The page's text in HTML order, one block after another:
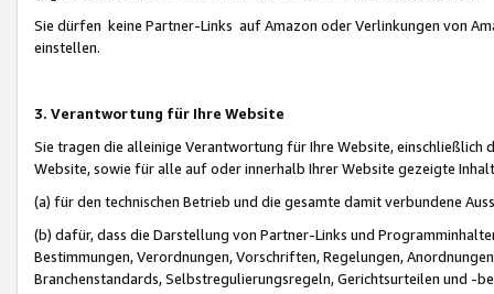
Sie dürfen keine Partner-Links auf Amazon oder Verlinkungen von
einstellen.
3. Verantwortung für Ihre Website
Sie tragen die alleinige Verantwortung für Ihre Website,
Website, sowie für alle auf oder innerhalb Ihrer Website gezeigte
(a) für den technischen Betrieb und die gesamte damit verbundene
(b) dafür, dass die Darstellung von Partner-Links und
Bestimmungen, Verordnungen, Vorschriften, Regelungen,
Branchenstandards, Selbstregulierungsregeln, Gerichtsurteilen und -